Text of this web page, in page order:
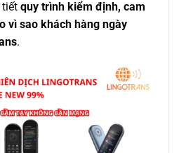
tiết quy trình kiểm định, cam
vì sao khách hàng ngày
.